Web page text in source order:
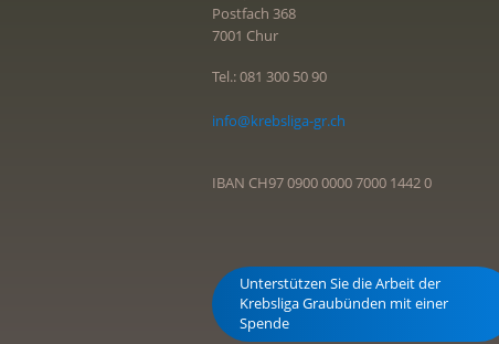
Postfach 368
7001 Chur
Tel.: 081 300 50 90
info@krebsliga-gr.ch
IBAN CH97 0900 0000 7000 1442 0
Unterstützen Sie die Arbeit der
Krebsliga Graubünden mit einer
Spende